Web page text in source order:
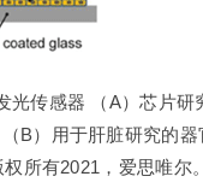
传感器 （A）芯片研
B）用于肝脏研究的
所有2021，爱思唯